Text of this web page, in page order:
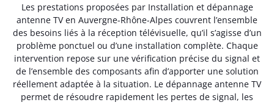
Les prestations proposées par Installation et dépannage
antenne TV en Auvergne-Rhône-Alpes couvrent l’ensemble
des besoins liés à la réception télévisuelle, qu’il s’agisse d’un
problème ponctuel ou d’une installation complète. Chaque
intervention repose sur une vérification précise du signal et
de l’ensemble des composants afin d’apporter une solution
réellement adaptée à la situation. Le dépannage antenne TV
permet de résoudre rapidement les pertes de signal, les